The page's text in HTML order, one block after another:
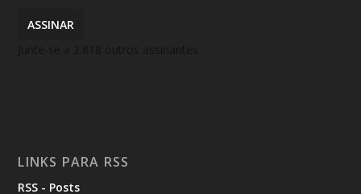
ASSINAR
LINKS PARA RSS
RSS - Posts